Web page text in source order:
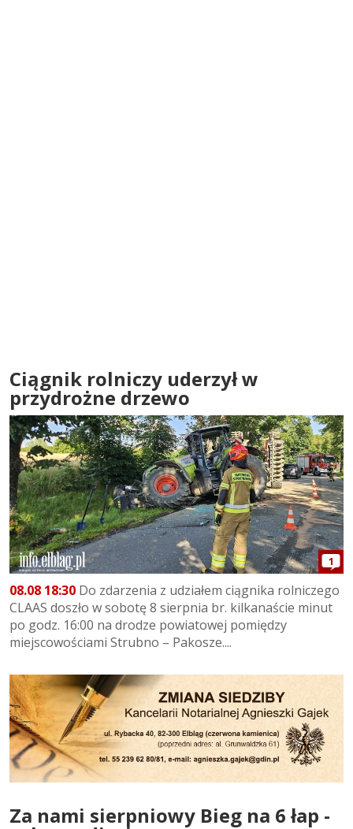
Ciągnik rolniczy uderzył w
przydrożne drzewo
1
08.08 18:30 Do zdarzenia z udziałem ciągnika rolniczego
CLAAS doszło w sobotę 8 sierpnia br. kilkanaście minut
po godz. 16:00 na drodze powiatowej pomiędzy
miejscowościami Strubno – Pakosze....
Za nami sierpniowy Bieg na 6 łap -